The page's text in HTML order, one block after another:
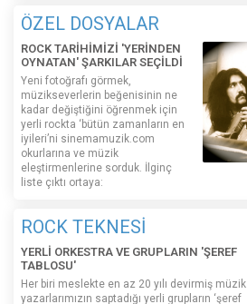
ÖZEL DOSYALAR
ROCK TARİHİMİZİ 'YERİNDEN
OYNATAN' ŞARKILAR SEÇİLDİ
Yeni fotoğrafı görmek,
müzikseverlerin beğenisinin ne
kadar değiştiğini öğrenmek için
yerli rockta ‘bütün zamanların en
iyileri’ni sinemamuzik.com
okurlarına ve müzik
eleştirmenlerine sorduk. İlginç
liste çıktı ortaya:
ROCK TEKNESİ
YERLİ ORKESTRA VE GRUPLARIN 'ŞEREF
TABLOSU'
Her biri meslekte en az 20 yılı devirmiş müzik
yazarlarımızın saptadığı yerli grupların ‘şeref